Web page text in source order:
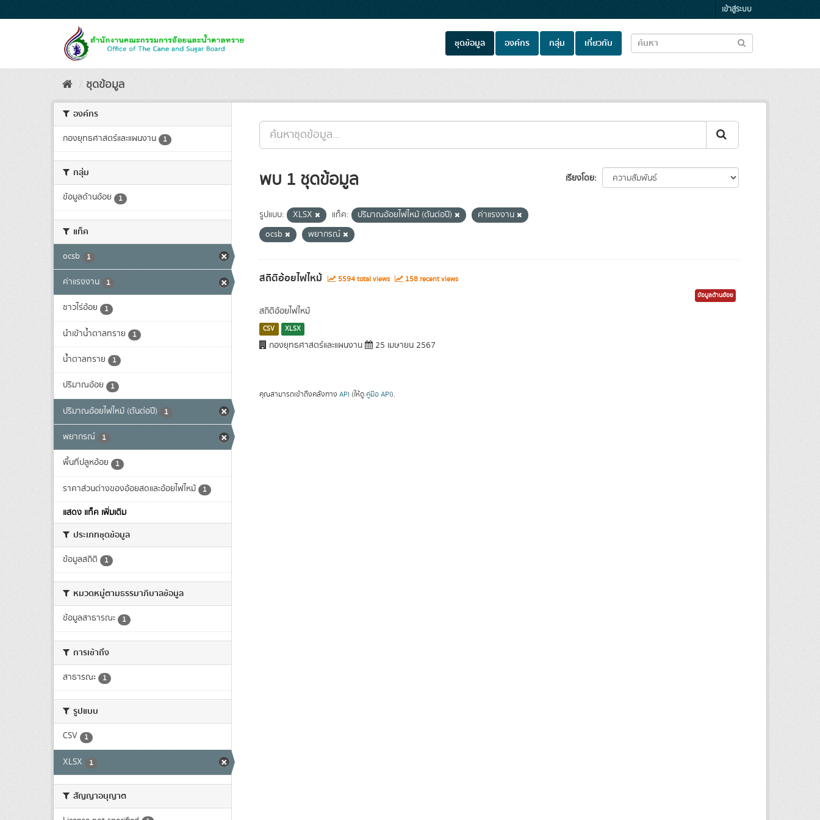
to
เข้าสู่ระบบ
ชุดข้อมูล องค์กร กลุ่ม เกี่ยวกับ
ชุดข้อมูล
องค์กร
กองยุทธศาสตร์และแผนงาน 1
กลุ่ม
ข้อมูลด้านอ้อย 1
แท็ค
ocsb 1
ค่าแรงงาน 1
ชาวไร่อ้อย 1
นำเข้าน้ำตาลทราย 1
น้ำตาลทราย 1
ปริมาณอ้อย 1
ปริมาณอ้อยไฟไหม้ (ตันต่อปี) 1
พยากรณ์ 1
พื้นที่ปลูหอ้อย 1
ราคาส่วนต่างของอ้อยสดและอ้อยไฟไหม้ 1
แสดง แท็ค เพิ่มเติม
ประเภทชุดข้อมูล
ข้อมูลสถิติ 1
หมวดหมู่ตามธรรมาภิบาลข้อมูล
ข้อมูลสาธารณะ 1
การเข้าถึง
สาธารณะ 1
รูปแบบ
CSV 1
XLSX 1
สัญญาอนุญาต
เรียงโดย
พบ 1 ชุดข้อมูล
รูปแบบ: XLSX แท็ค: ปริมาณอ้อยไฟไหม้ (ตันต่อปี)
ค่าแรงงาน
ocsb
พยากรณ์
สถิติอ้อยไฟไหม้ 5594 total views 158 recent views
ข้อมูลด้านอ้อย
สถิติอ้อยไฟไหม้
CSV XLSX
กองยุทธศาสตร์และแผนงาน 25 เมษายน 2567
คุณสามารถเข้าถึงคลังทาง API (ให้ดู คู่มือ API).